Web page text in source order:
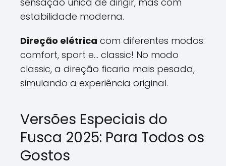
estabilidade moderna.
Direção elétrica com diferentes modos:
comfort, sport e... classic! No modo
classic, a direção ficaria mais pesada,
simulando a experiência original.
Versões Especiais do
Fusca 2025: Para Todos os
Gostos